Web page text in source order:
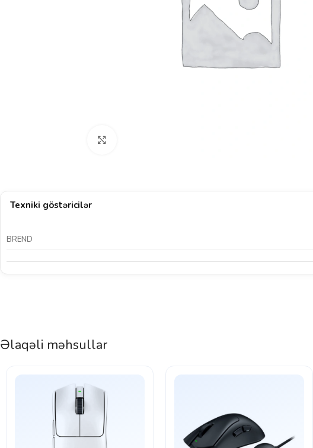
Texniki göstəricilər
BREND
Əlaqəli məhsullar